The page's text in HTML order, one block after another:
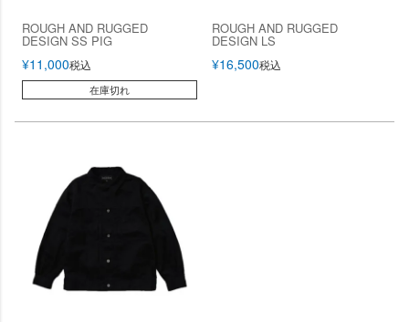
ROUGH AND RUGGED
DESIGN SS PIG
¥11,000税込
在庫切れ
ROUGH AND RUGGED
DESIGN LS
¥16,500税込